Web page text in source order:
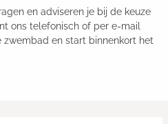
en adviseren je bij de keuze
ons telefonisch of per e-mail
zwembad en start binnenkort het